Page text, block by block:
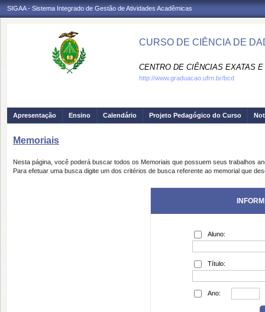
SIGAA - Sistema Integrado de Gestão de Atividades Acadêmicas
CURSO DE CIÊNCIA DE
CENTRO DE CIÊNCIAS EXATAS
http://www.graduacao.ufrn.br/bcd
Apresentação Ensino Calendário Projeto Pedagógico do Curso
Memoriais
Nesta página, você poderá buscar todos os Memoriais que possuem seus trabalhos
Para efetuar uma busca digite um dos critérios de busca referente ao memorial que
Aluno:
Título:
Ano: